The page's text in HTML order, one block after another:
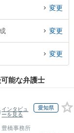
トラブルを今すぐに弁
談者さんにおすすめで
変更
変更
変更
能な弁護士
インタビュ
ーを見る
愛知県
豊橋事務所